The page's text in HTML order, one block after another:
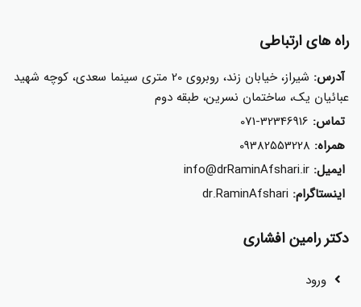
راه های ارتباطی
آدرس:
شیراز، خیابان زند، روبروی 20 متری سینما سعدی، کوچه شهید
عبائیان یک، ساختمان نسرین، طبقه دوم
تماس: 071-32346916
همراه: 09382553228
ایمیل: info@drRaminAfshari.ir
اینستاگرام: dr.RaminAfshari
دکتر رامین افشاری
ورود